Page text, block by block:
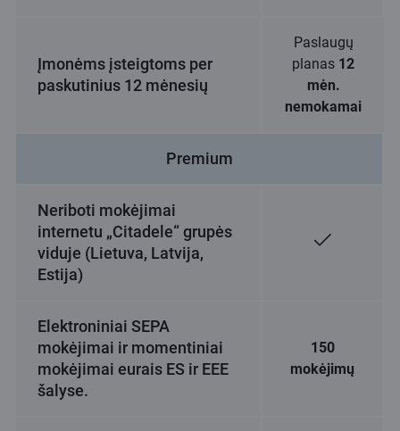
Įmonėms įsteigtoms per
paskutinius 12 mėnesių
Paslaugų
planas 12
mėn.
nemokamai
Premium
Neriboti mokėjimai
internetu „Citadele“ grupės
viduje (Lietuva, Latvija,
Estija)
Elektroniniai SEPA
mokėjimai ir momentiniai
mokėjimai eurais ES ir EEE
šalyse.
150
mokėjimų